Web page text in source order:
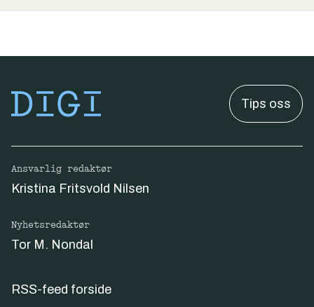
Tips oss
Ansvarlig redaktør
Kristina Fritsvold Nilsen
Nyhetsredaktør
Tor M. Nondal
RSS-feed forside